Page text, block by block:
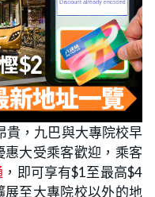
貴，九巴與大專院校早
大受乘客歡迎，乘客
，即可享有$1至最高$4
至大專院校以外的地